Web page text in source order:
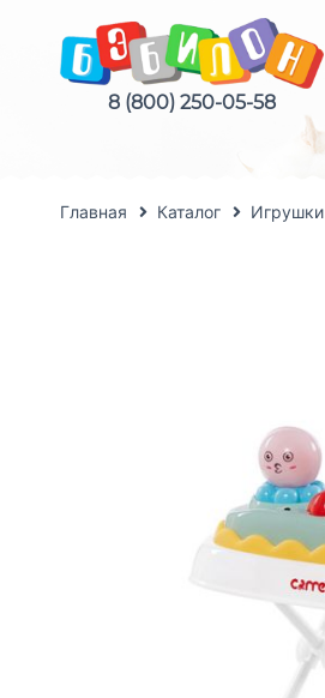
8 (800) 250-05-58
Главная Каталог Игрушки